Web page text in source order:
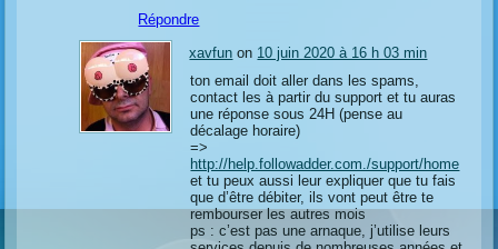
Répondre
xavfun on 10 juin 2020 à 16 h 03 min
ton email doit aller dans les spams,
contact les à partir du support et tu auras
une réponse sous 24H (pense au
décalage horaire)
=>
http://help.followadder.com./support/home
et tu peux aussi leur expliquer que tu fais
que d’être débiter, ils vont peut être te
rembourser les autres mois
ps : c’est pas une arnaque, j’utilise leurs